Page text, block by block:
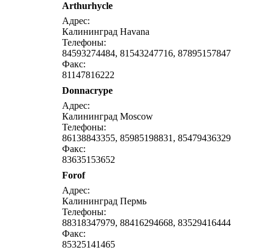
Arthurhycle
Адрес:
Калининград Havana
Телефоны:
84593274484, 81543247716, 87895157847
Факс:
81147816222
Donnacrype
Адрес:
Калининград Moscow
Телефоны:
86138843355, 85985198831, 85479436329
Факс:
83635153652
Forof
Адрес:
Калининград Пермь
Телефоны:
88318347979, 88416294668, 83529416444
Факс:
85325141465